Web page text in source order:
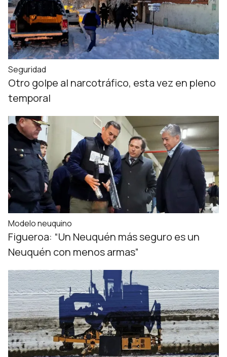
Seguridad
Otro golpe al narcotráfico, esta vez en pleno
temporal
Modelo neuquino
Figueroa: “Un Neuquén más seguro es un
Neuquén con menos armas”